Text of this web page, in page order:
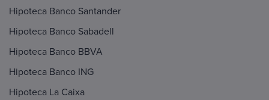
Hipoteca Banco Santander
Hipoteca Banco Sabadell
Hipoteca Banco BBVA
Hipoteca Banco ING
Hipoteca La Caixa